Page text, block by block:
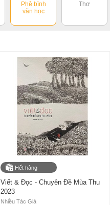
Phê bình
văn học
Thơ
Hết hàng
Viết & Đọc - Chuyên Đề Mùa Thu
2023
Nhiều Tác Giả